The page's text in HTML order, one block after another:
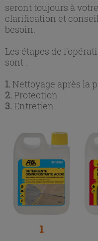
seront toujours à
clarification et
besoin.
Les étapes de
sont :
1. Nettoyage après la
2. Protection
3. Entretien